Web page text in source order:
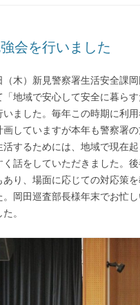
会を行いました
（木）新見警察署生活安全課
「地域で安心して安全に暮ら
いました。毎年この時期に利
画していますが本年も警察署
活するためには、地域で現在
く話をしていただきました。
あり、場面に応じての対応策
岡田巡査部長様年末でお忙
。